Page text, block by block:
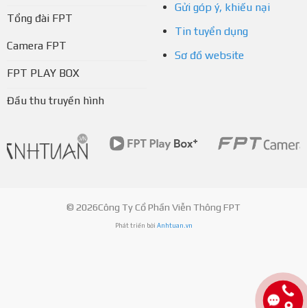
Tổng đài FPT
Camera FPT
FPT PLAY BOX
Đầu thu truyền hình
Gửi góp ý, khiếu nại
Tin tuyển dụng
Sơ đồ website
© 2026Công Ty Cổ Phần Viễn Thông FPT
Phát triển bởi Anhtuan.vn